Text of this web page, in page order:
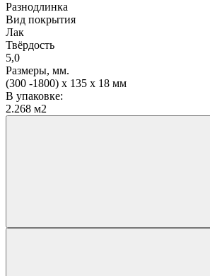
Разнодлинка
Вид покрытия
Лак
Твёрдость
5,0
Размеры, мм.
(300 -1800) х 135 х 18 мм
В упаковке:
2.268 м2